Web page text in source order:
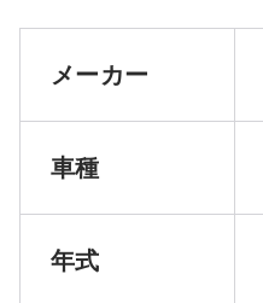
メーカー
車種
年式